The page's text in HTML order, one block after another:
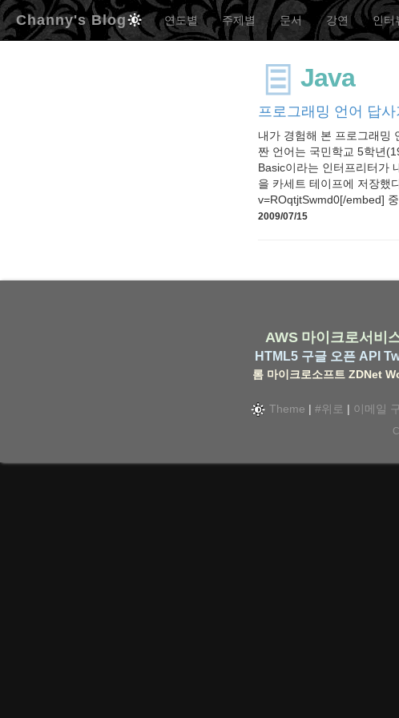
Channy's Blog 연도별 주제별 문서 강연 인터
Java
프로그래밍 언어 답사
내가 경험해 본 프로그래밍
짠 언어는 국민학교 5학년
Basic이라는 인터프리터가
을 카세트 테이프에 저장했
v=ROqtjtSwmd0[/embed]
2009/07/15
AWS 마이크로서비
HTML5 구글 오픈 API
롬 마이크로소프트 ZDNet
Theme | #위로 | 이메일